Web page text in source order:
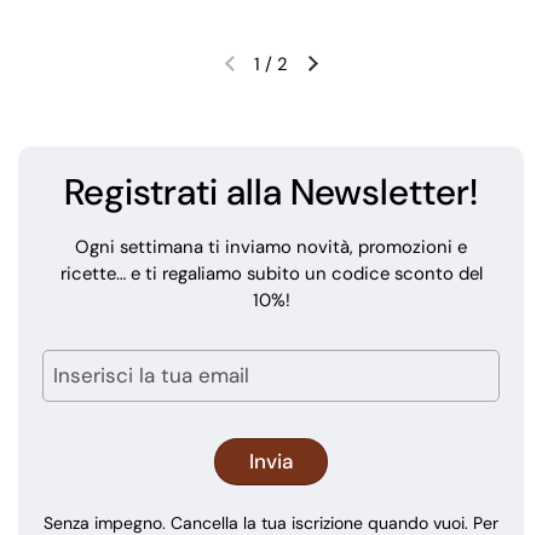
1 / 2
Registrati alla Newsletter!
Ogni settimana ti inviamo novità, promozioni e
ricette… e ti regaliamo subito un codice sconto del
10%!
Senza impegno. Cancella la tua iscrizione quando vuoi. Per